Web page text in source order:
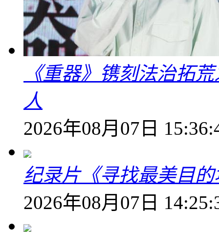
《重器》镌刻法治拓
人
2026年08月07日
纪录片《寻找最美目
2026年08月07日